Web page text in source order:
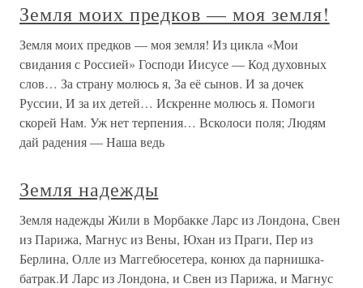
Земля моих предков — моя земля!
Земля моих предков — моя земля! Из цикла «Мои
свидания с Россией» Господи Иисусе — Код духовных
слов… За страну молюсь я, За её сынов. И за дочек
Руссии, И за их детей… Искренне молюсь я. Помоги
скорей Нам. Уж нет терпения… Всколоси поля; Людям
дай радения — Наша ведь
Земля надежды
Земля надежды Жили в Морбакке Ларс из Лондона, Свен
из Парижа, Магнус из Вены, Юхан из Праги, Пер из
Берлина, Олле из Маггебюсетера, конюх да парнишка-
батрак.И Ларс из Лондона, и Свен из Парижа, и Магнус